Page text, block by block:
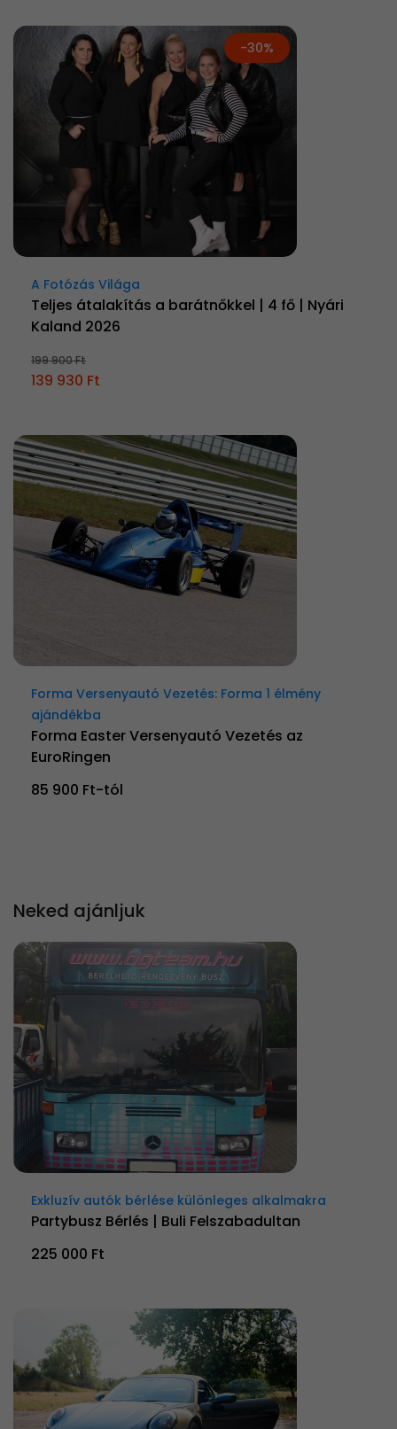
-30%
A Fotózás Világa
Teljes átalakítás a barátnőkkel | 4 fő | Nyári
Kaland 2026
199 900 Ft
139 930 Ft
Forma Versenyautó Vezetés: Forma 1 élmény
ajándékba
Forma Easter Versenyautó Vezetés az
EuroRingen
85 900 Ft-tól
Neked ajánljuk
Exkluzív autók bérlése különleges alkalmakra
Partybusz Bérlés | Buli Felszabadultan
225 000 Ft